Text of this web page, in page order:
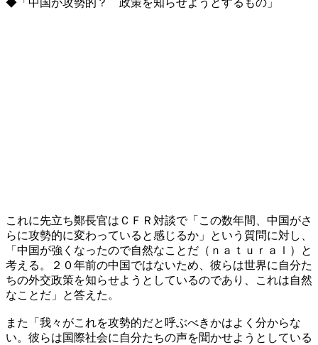
これに先立ち鄭長官はＣＦＲ対談で「この数年間、中国がさ
らに攻勢的に変わっていると感じるか」という質問に対し、
「中国が強くなったので自然なことだ（ｎａｔｕｒａｌ）と
考える。２０年前の中国ではないため、彼らは世界に自分た
ちの外交政策を知らせようとしているのであり、これは自然
なことだ」と答えた。
また「我々がこれを攻勢的だと呼ぶべきかはよく分からな
い。彼らは国際社会に自分たちの声を聞かせようとしている